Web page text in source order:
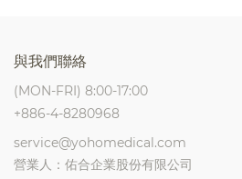
與我們聯絡
(MON-FRI) 8:00-17:00
+886-4-8280968
service@yohomedical.com
營業人：佑合企業股份有限公司